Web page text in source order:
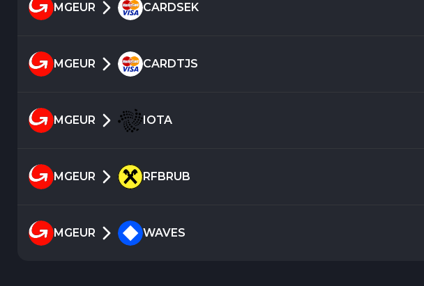
MGEUR CARDSEK
MGEUR CARDTJS
MGEUR IOTA
MGEUR RFBRUB
MGEUR WAVES